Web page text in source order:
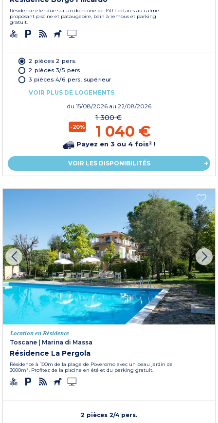
Résidence étendue sur un domaine de 140 hectares au calme
proposant piscine et pataugeoire, bain à remous et parking
gratuit.
2 pièces 2 pers.
2 pièces 3/5 pers.
3 pièces 4/6 pers. supérieur
VOIR PLUS DE LOGEMENTS
du 15/08/2026 au 22/08/2026
-20%
1 300 €
1 040 €
Payez en 3 ou 4 fois² !
VOIR LES DISPONIBILITÉS
Location en Résidence
Toscane
Marina di Massa
Résidence La Pergola
Résidence à 100m de la plage de Poveromo avec un beau jardin de
3000m². Profitez de la piscine en été et du parking gratuit.
2 pièces 2/4 pers.